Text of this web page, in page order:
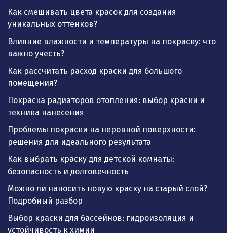
Как смешивать цвета красок для создания
уникальных оттенков?
Влияние влажности и температуры на покраску: что
важно учесть?
Как рассчитать расход краски для большого
помещения?
Покраска радиаторов отопления: выбор краски и
техника нанесения
Проблемы покраски на неровной поверхности:
решения для идеального результата
Как выбрать краску для детской комнаты:
безопасность и долговечность
Можно ли наносить новую краску на старый слой?
Подробный разбор
Выбор краски для бассейнов: гидроизоляция и
устойчивость к химии